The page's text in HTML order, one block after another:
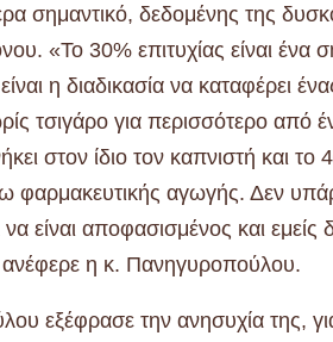
σημαντικό, δεδομένης της
«Το 30% επιτυχίας είναι ένα
η διαδικασία να καταφέρει
τσιγάρο για περισσότερο από
στον ίδιο τον καπνιστή και το
φαρμακευτικής αγωγής. Δεν
να είναι αποφασισμένος και
η κ. Πανηγυροπούλου.
εξέφρασε την ανησυχία της,